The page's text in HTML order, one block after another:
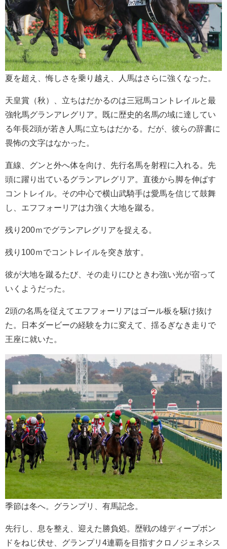
夏を超え、悔しさを乗り越え、人馬はさらに強くなった。
天皇賞（秋）、立ちはだかるのは三冠馬コントレイルと最
強牝馬グランアレグリア。既に歴史的名馬の域に達してい
る年長2頭が若き人馬に立ちはだかる。だが、彼らの辞書に
畏怖の文字はなかった。
直線、グンと外へ体を向け、先行名馬を射程に入れる。先
頭に躍り出ているグランアレグリア。直後から脚を伸ばす
コントレイル。その中心で横山武騎手は愛馬を信じて鼓舞
し、エフフォーリアは力強く大地を蹴る。
残り200ｍでグランアレグリアを捉える。
残り100ｍでコントレイルを突き放す。
彼が大地を蹴るたび、その走りにひときわ強い光が宿って
いくようだった。
2頭の名馬を従えてエフフォーリアはゴール板を駆け抜け
た。日本ダービーの経験を力に変えて、揺るぎなき走りで
王座に就いた。
季節は冬へ。グランプリ、有馬記念。
先行し、息を整え、迎えた勝負処。歴戦の雄ディープボン
ドをねじ伏せ、グランプリ4連覇を目指すクロノジェネシス